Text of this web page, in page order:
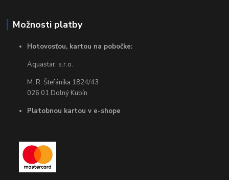
Možnosti platby
Hotovosťou, kartou na pobočke:
Aquastar, s.r.o.
M. R. Štefánika 1824/43
026 01 Dolný Kubín
Platobnou kartou v e-shope